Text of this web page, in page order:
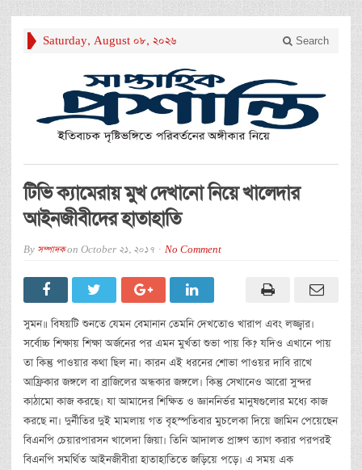
Saturday, August 08, 2026 Search
টিভি ক্যামেরায় মুখ দেখানো নিয়ে খালেদার
আইনজীবীদের হাতাহাতি
By সম্পাদকon October 21, 2017 No Comment
সুমন॥ বিষয়টি শুনতে যেমন বেমানান তেমনি দেখতোও খারাপ এবং লজ্জ্বার।
সর্বোচ্চ শিক্ষায় শিক্ষা অর্জনের পর এমন মুর্খতা শুভা পায় কি? যদিও এখানে পায়
তা কিন্তু পাওয়ার কথা ছিল না। কারন এই ধরনের শোভা পাওয়র দাবি রাখে
আফ্রিকার জঙ্গলে বা ব্রাজিলের অন্ধকার জঙ্গলে। কিন্তু সেখানেও আরো সুন্দর
কাঠামো কাজ করছে। যা আমাদের শিক্ষিত ও জ্ঞাননির্ভর মানুষগুলোর মধ্যে কাজ
করছে না। দুর্নীতির দুই মামলায় গত বৃহস্পতিবার মুচলেকা দিয়ে জামিন পেয়েছেন
বিএনপি চেয়ারপারসন খালেদা জিয়া। তিনি আদালত প্রাঙ্গণ ত্যাগ করার পরপরই
বিএনপি সমর্থিত আইনজীবীরা হাতাহাতিতে জড়িয়ে পড়ে। এ সময় এক